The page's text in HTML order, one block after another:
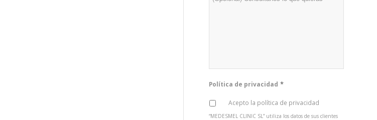
Política de privacidad *
Acepto la política de privacidad
“MEDESMEL CLINIC SL” utiliza los datos de sus clientes